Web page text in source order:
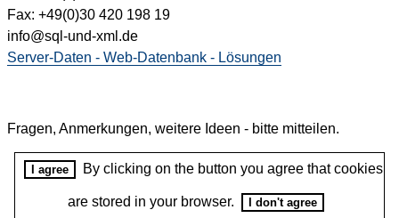
Fax: +49(0)30 420 198 19
info@sql-und-xml.de
Server-Daten - Web-Datenbank - Lösungen
Fragen, Anmerkungen, weitere Ideen - bitte mitteilen.
I agree By clicking on the button you agree that cookies
are stored in your browser. I don't agree